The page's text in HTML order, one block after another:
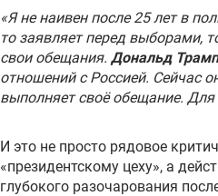
«Я не наивен после 25 лет в
то заявляет перед выборами,
свои обещания. Дональд Трамп
отношений с Россией. Сейчас
выполняет своё обещание. Для
И это не просто рядовое
«президентскому цеху», а
глубокого разочарования